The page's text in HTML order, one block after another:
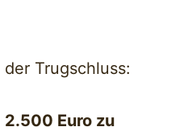
Trugschluss:
2.500 Euro zu